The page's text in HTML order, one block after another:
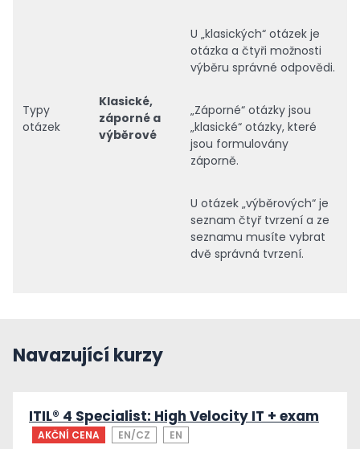
Typy
otázek
Klasické,
záporné a
výběrové
U „klasických“ otázek je
otázka a čtyři možnosti
výběru správné odpovědi.
„Záporné“ otázky jsou
„klasické“ otázky, které
jsou formulovány
záporně.
U otázek „výběrových“ je
seznam čtyř tvrzení a ze
seznamu musíte vybrat
dvě správná tvrzení.
Navazující kurzy
ITIL® 4 Specialist: High Velocity IT + exam
AKČNÍ CENA EN/CZ EN